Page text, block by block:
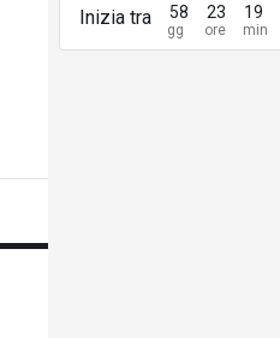
Inizia tra 58 23 19